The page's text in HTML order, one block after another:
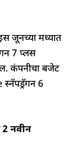
जूनच्या मध्यात
7 प्लस
कंपनीचा बजेट
स्नॅपड्रॅगन 6
नवीन